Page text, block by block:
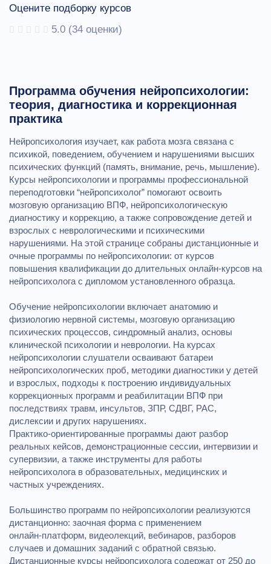
Оцените подборку курсов
5.0 (34 оценки)
Программа обучения нейропсихологии:
теория, диагностика и коррекционная
практика
Нейропсихология изучает, как работа мозга связана с
психикой, поведением, обучением и нарушениями высших
психических функций (память, внимание, речь, мышление).
Курсы нейропсихологии и программы профессиональной
переподготовки “нейропсихолог” помогают освоить
мозговую организацию ВПФ, нейропсихологическую
диагностику и коррекцию, а также сопровождение детей и
взрослых с неврологическими и психическими
нарушениями. На этой странице собраны дистанционные и
очные программы по нейропсихологии: от курсов
повышения квалификации до длительных онлайн‑курсов на
нейропсихолога с дипломом установленного образца.
Обучение нейропсихологии включает анатомию и
физиологию нервной системы, мозговую организацию
психических процессов, синдромный анализ, основы
клинической психологии и неврологии. На курсах
нейропсихологии слушатели осваивают батареи
нейропсихологических проб, методики диагностики у детей
и взрослых, подходы к построению индивидуальных
коррекционных программ и реабилитации ВПФ при
последствиях травм, инсультов, ЗПР, СДВГ, РАС,
дислексии и других нарушениях.
Практико‑ориентированные программы дают разбор
реальных кейсов, демонстрационные сессии, интервизии и
супервизии, а также инструменты для работы
нейропсихолога в образовательных, медицинских и
частных учреждениях.
Большинство программ по нейропсихологии реализуются
дистанционно: заочная форма с применением
онлайн‑платформ, видеолекций, вебинаров, разборов
случаев и домашних заданий с обратной связью.
Дистанционные курсы нейропсихолога содержат от 250 до